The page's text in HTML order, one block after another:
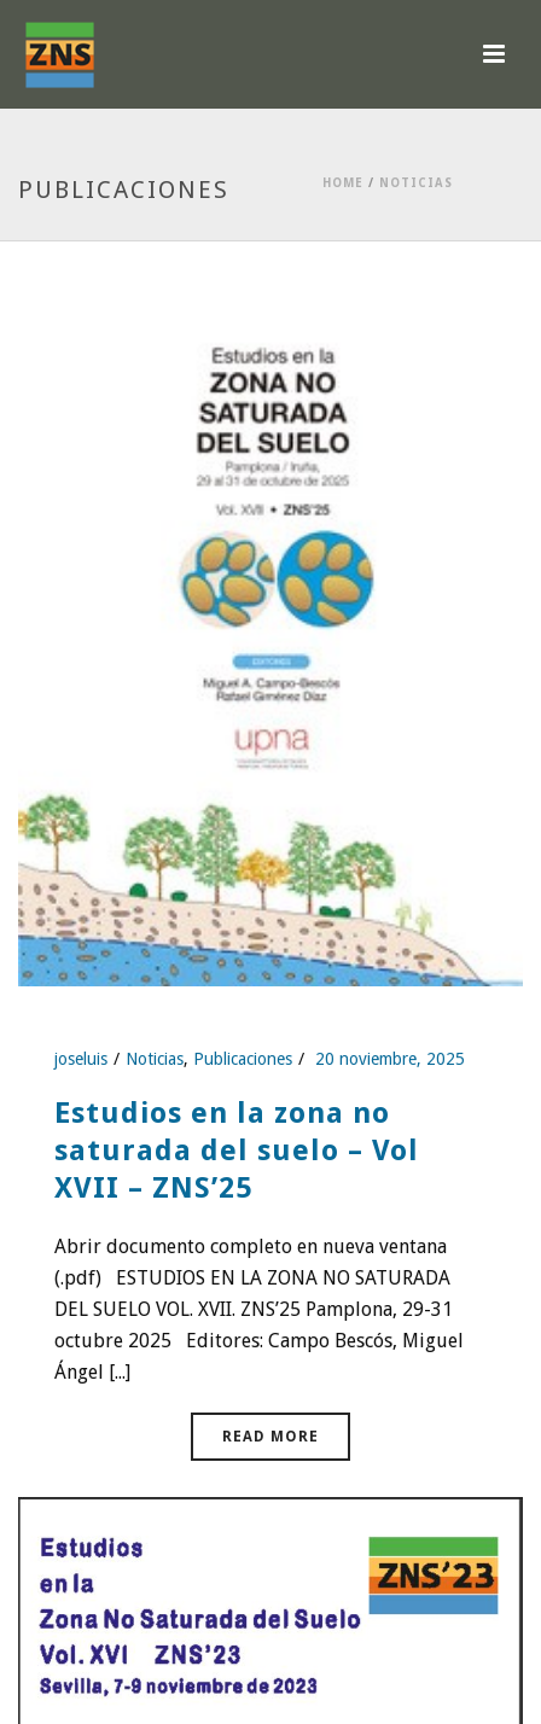
PUBLICACIONES HOME / NOTICIAS
joseluis Noticias, Publicaciones 20 noviembre, 2025
Estudios en la zona no
saturada del suelo – Vol
XVII – ZNS’25
Abrir documento completo en nueva ventana
(.pdf) ESTUDIOS EN LA ZONA NO SATURADA
DEL SUELO VOL. XVII. ZNS’25 Pamplona, 29-31
octubre 2025 Editores: Campo Bescós, Miguel
Ángel [...]
READ MORE